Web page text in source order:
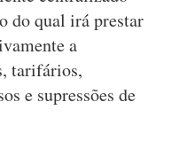
do qual irá prestar
a
tarifários,
e supressões de